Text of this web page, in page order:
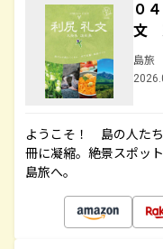
０
文
島旅
ようこそ！ 島の人た
冊に凝縮。絶景スポッ
島旅へ。